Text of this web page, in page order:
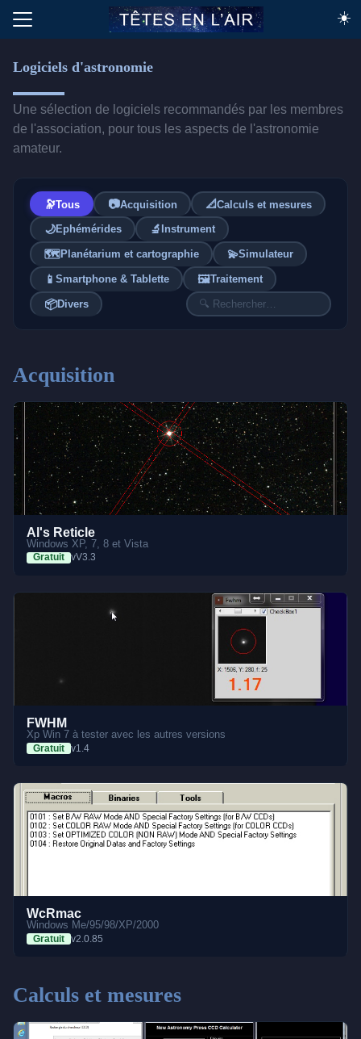
☀️
Logiciels d'astronomie
Une sélection de logiciels recommandés par les membres
de l'association, pour tous les aspects de l'astronomie
amateur.
🔭Tous 📷Acquisition 📐Calculs et mesures
🌙Ephémérides 🔬 Instrument
🗺️ Planétarium et cartographie 💫Simulateur
📱 Smartphone & Tablette 🖼️Traitement
📦Divers
Acquisition
Al's Reticle
Windows XP, 7, 8 et Vista
Gratuit vV3.3
FWHM
Xp Win 7 à tester avec les autres versions
Gratuit v1.4
WcRmac
Windows Me/95/98/XP/2000
Gratuit v2.0.85
Calculs et mesures